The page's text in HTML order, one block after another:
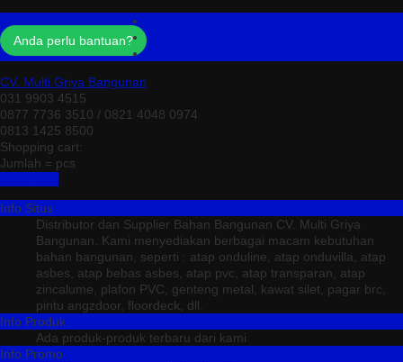
Anda perlu bantuan?
CV. Multi Griya Bangunan
031 9903 4515
0877 7736 3510 / 0821 4048 0974
0813 1425 8500
Shopping cart:
Jumlah = pcs
Info Situs
Distributor dan Supplier Bahan Bangunan CV. Multi Griya
Bangunan. Kami menyediakan berbagai macam kebutuhan
bahan bangunan, seperti : atap onduline, atap onduvilla, atap
asbes, atap bebas asbes, atap pvc, atap transparan, atap
zincalume, plafon PVC, genteng metal, kawat silet, pagar brc,
pintu angzdoor, floordeck, dll.
Info Produk
Ada produk-produk terbaru dari kami
Info Promo